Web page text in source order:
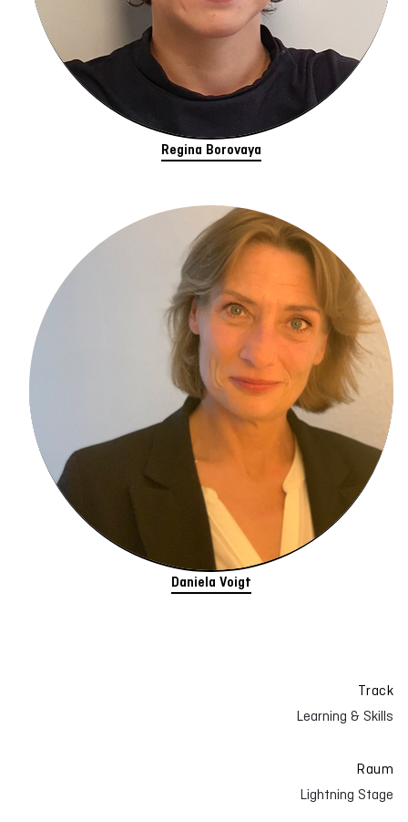
Regina Borovaya
Daniela Voigt
Track
Learning & Skills
Raum
Lightning Stage